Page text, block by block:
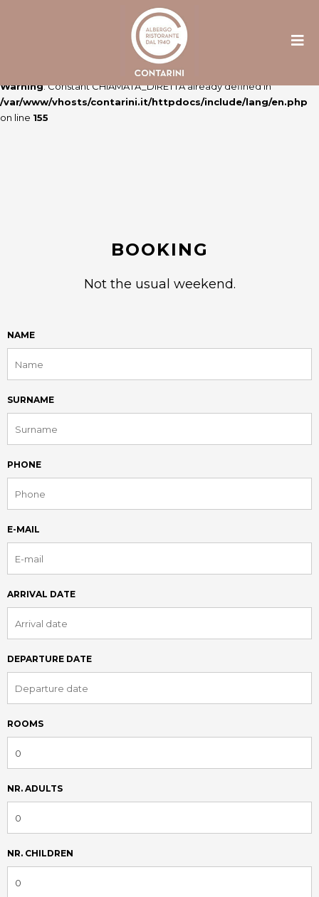
: Constant ULTIME_NEWS already defined in
/var/www/vhosts/contarini.it/httpdocs/include/lang/en.php
Warning: Constant CHIAMATA_DIRETTA already defined in
/var/www/vhosts/contarini.it/httpdocs/include/lang/en.php
on line 155
BOOKING
Not the usual weekend.
NAME
SURNAME
PHONE
E-MAIL
ARRIVAL DATE
DEPARTURE DATE
ROOMS
NR. ADULTS
NR. CHILDREN